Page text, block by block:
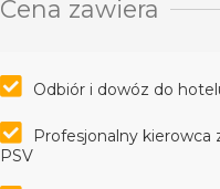
Cena zawiera
Odbiór i dowóz do
Profesjonalny kierowca
PSV